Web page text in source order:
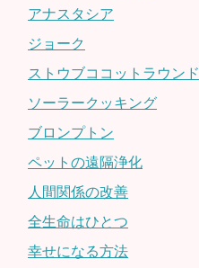
アナスタシア
ジョーク
ストウブココットラウンド
ソーラークッキング
ブロンプトン
ペットの遠隔浄化
人間関係の改善
全生命はひとつ
幸せになる方法